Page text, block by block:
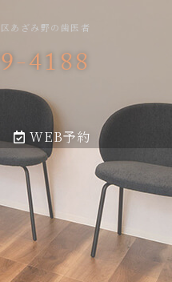
あざみ野の歯医者
4188
WEB予約